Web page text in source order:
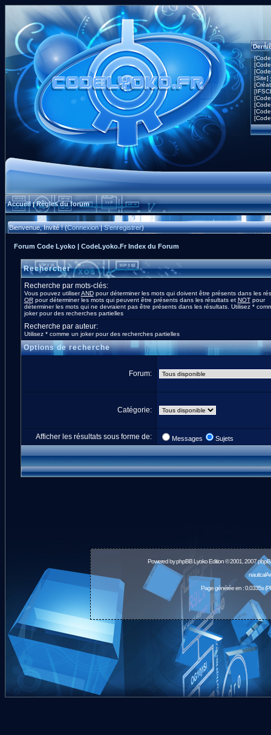
[Site]
Accueil|Règles du forum
Bienvenue, Invité ! (Connexion|S'enregistrer)
Forum Code Lyoko | CodeLyoko.Fr Index du Forum
Rechercher
Recherche par mots-clés:
Vous pouvez utiliserANDpour déterminer les mots qui doivent être présents dans les
ORpour déterminer les mots qui peuvent être présents dans les résultats et NOTpour
déterminer les mots qui ne devraient pas être présents dans les résultats. Utilisez *
joker pour des recherches partielles
Recherche par auteur:
Utilisez * comme un joker pour des recherches partielles
Options de recherche
Forum:
Catégorie:
Afficher les résultats sous forme de: Messages Sujets
Powered byphpBBLyoko Edition © 2001, 2007
Page générée en : 0.0335s